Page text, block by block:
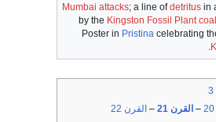
Mumbai attacks; a line ofdetritus in
by the Kingston Fossil Plant
Poster in Pristina celebrating
– القرن 21 – القرن 22